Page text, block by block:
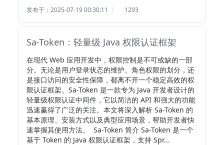
发布于：2025-07-19 00:30:11 1293
Sa-Token：轻量级 Java 权限认证框架
在现代 Web 应用开发中，权限控制是不可或缺的一部
分。无论是用户登录状态的维护、角色权限的划分，还
是接口访问的安全性保障，都离不开一个稳定高效的权
限认证框架。Sa-Token 是一款专为 Java 开发者设计的
轻量级权限认证中间件，它以简洁的 API 和强大的功能
迅速赢得了广泛的关注。本文将深入解析 Sa-Token 的
基本原理、安装方式以及典型应用场景，帮助开发者快
速掌握其使用方法。  Sa-Token 简介 Sa-Token 是一个
基于 Token 的 Java 权限认证框架，支持 Spr...